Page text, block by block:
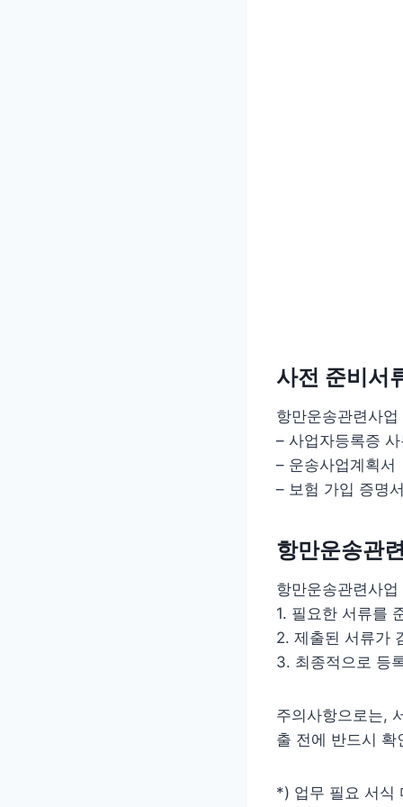
사전 준비서
항만운송관련사
– 사업자등록증
– 운송사업계획서
– 보험 가입 증명
항만운송관
항만운송관련사
1. 필요한 서류를
2. 제출된 서류가
3. 최종적으로 등
주의사항으로는,
출 전에 반드시 확
*) 업무 필요 서식